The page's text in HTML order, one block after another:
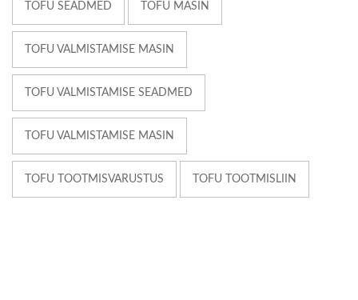
TOFU SEADMED TOFU MASIN
TOFU VALMISTAMISE MASIN
TOFU VALMISTAMISE SEADMED
TOFU VALMISTAMISE MASIN
TOFU TOOTMISVARUSTUS TOFU TOOTMISLIIN